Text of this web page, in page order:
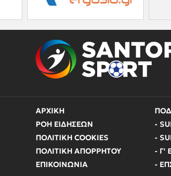
ΑΡΧΙΚΗ
ΡΟΗ ΕΙΔΗΣΕΩΝ
ΠΟΛΙΤΙΚΗ COOKIES
ΠΟΛΙΤΙΚΗ ΑΠΟΡΡΗΤΟΥ
ΕΠΙΚΟΙΝΩΝΙΑ
-
-
- Γ'
-